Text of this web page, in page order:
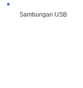
●
Sambungan USB